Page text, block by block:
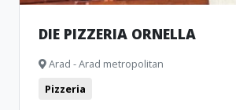
DIE PIZZERIA ORNELLA
Arad - Arad metropolitan
Pizzeria